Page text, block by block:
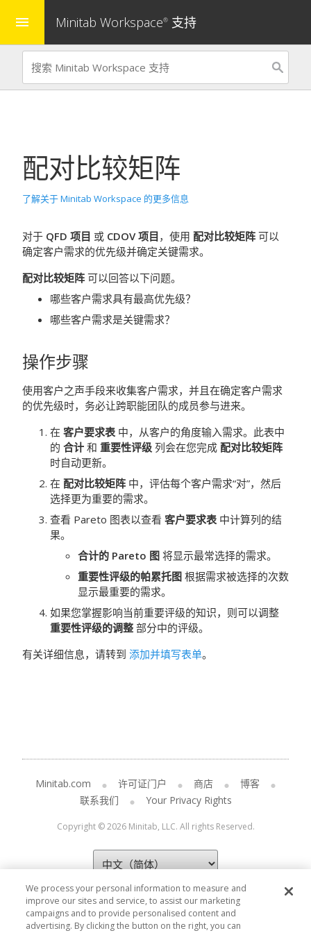
menu Minitab Workspace® 支持
配对比较矩阵
了解关于 Minitab Workspace 的更多信息
对于 QFD 项目 或 CDOV 项目 ，使用 配对比较矩阵 可以
确定客户需求的优先级并确定关键需求。
配对比较矩阵 可以回答以下问题。
哪些客户需求具有最高优先级？
哪些客户需求是关键需求？
操作步骤
使用客户之声手段来收集客户需求，并且在确定客户需求
的优先级时，务必让跨职能团队的成员参与进来。
在 客户要求表 中，从客户的角度输入需求。此表中
的 合计 和 重要性评级 列会在您完成 配对比较矩阵
时自动更新。
在 配对比较矩阵 中，评估每个客户需求“对”，然后
选择更为重要的需求。
查看 Pareto 图表以查看 客户要求表 中计算列的结
果。
合计的 Pareto 图 将显示最常选择的需求。
重要性评级的帕累托图 根据需求被选择的次数
显示最重要的需求。
如果您掌握影响当前重要评级的知识，则可以调整
重要性评级的调整 部分中的评级。
有关详细信息，请转到 添加并填写表单。
Minitab.com 许可证门户 商店
博客
联系我们
Your Privacy Rights
Copyright © 2026 Minitab, LLC. All rights Reserved.
We process your personal information to measure and
improve our sites and service, to assist our marketing
campaigns and to provide personalised content and
advertising. By clicking the button on the right, you can